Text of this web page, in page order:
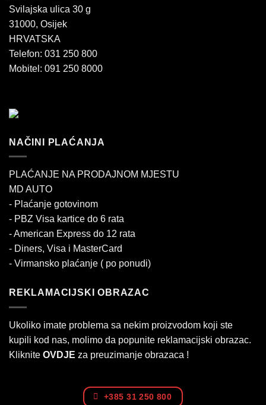
Svilajska ulica 30 g
31000, Osijek
HRVATSKA
Telefon: 031 250 800
Mobitel: 091 250 8000
NAČINI PLAĆANJA
PLAĆANJE NA PRODAJNOM MJESTU
MD AUTO
- Plaćanje gotovinom
- PBZ Visa kartice do 6 rata
- American Express do 12 rata
- Diners, Visa i MasterCard
- Virmansko plaćanje ( po ponudi)
REKLAMACIJSKI OBRAZAC
Ukoliko imate problema sa nekim proizvodom koji ste
kupili kod nas, molimo da popunite reklamacijski obrazac.
Kliknite OVDJE za preuzimanje obrazaca !
+385 31 250 800